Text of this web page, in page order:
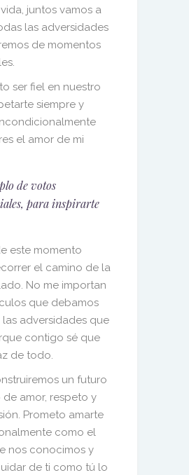
juntos vamos a
las adversidades
de momentos
.
ser fiel en nuestro
siempre y
el amor de mi
de votos
para inspirarte
este momento
el camino de la
No me importan
que debamos
adversidades que
contigo sé que
de todo.
un futuro
amor, respeto y
Prometo amarte
como el
nos conocimos y
de ti como tú lo